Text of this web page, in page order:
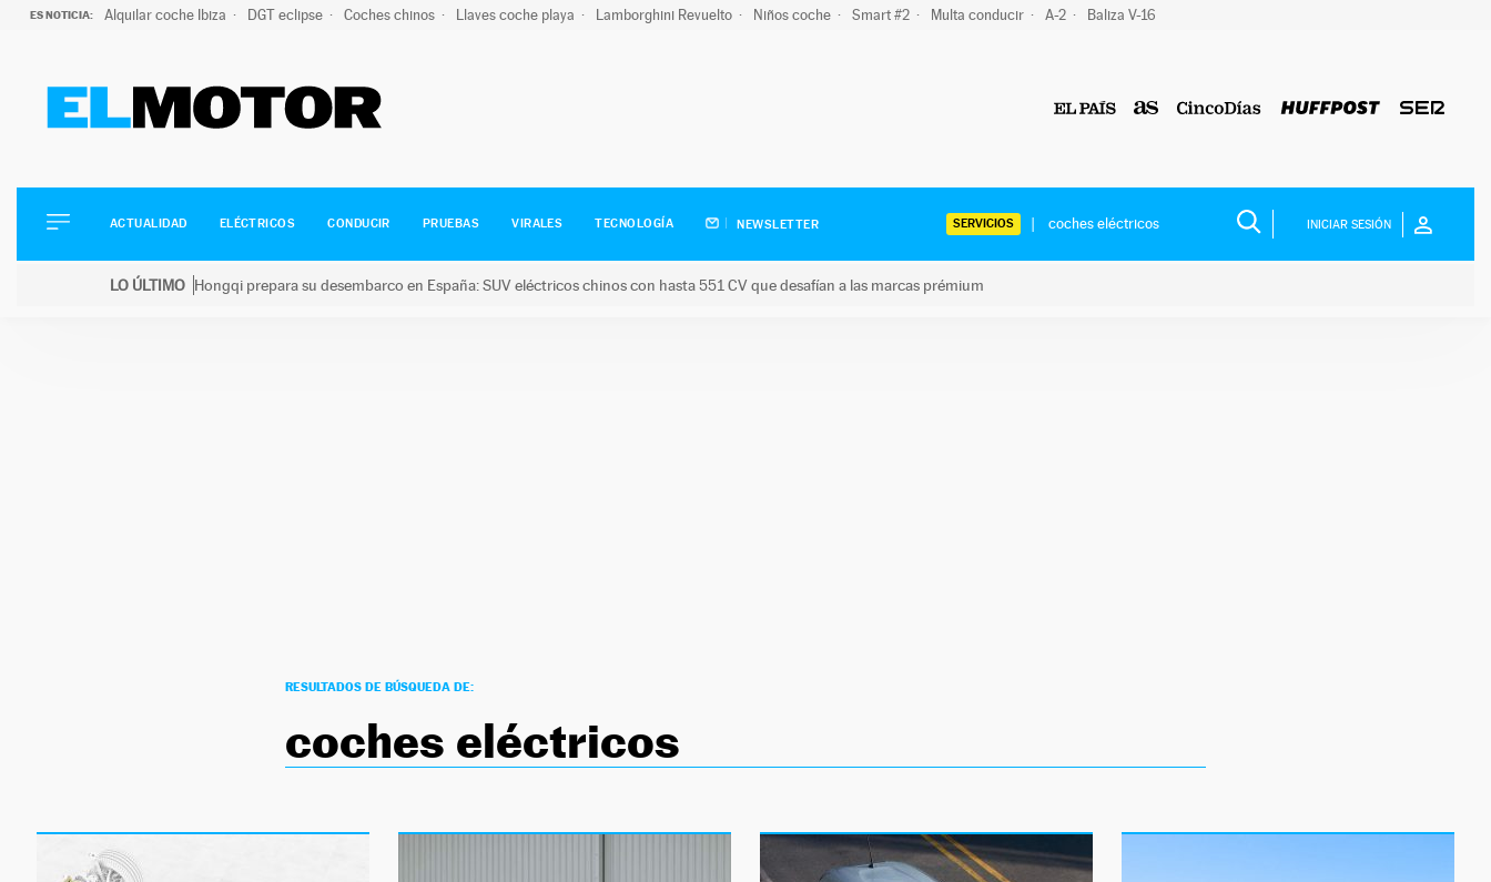
ES NOTICIA: Alquilar coche Ibiza DGT eclipse Coches chinos Llaves coche playa Lamborghini Revuelto Niños coche Smart #2 Multa conducir A-2 Baliza V-16
ELÉCTRICOS
CONDUCIR
ACTUALIDAD ELÉCTRICOS CONDUCIR PRUEBAS VIRALES TECNOLOGÍA NEWSLETTER SERVICIOS INICIAR SESIÓN
LO ÚLTIMO Hongqi prepara su desembarco en España: SUV eléctricos chinos con hasta 551 CV que desafían a las marcas prémium
RESULTADOS DE BÚSQUEDA DE:
coches eléctricos